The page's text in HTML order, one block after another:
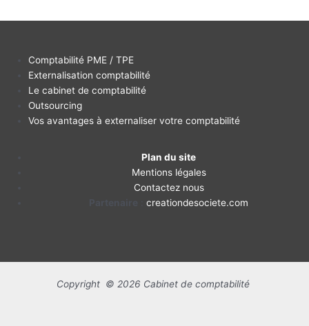
Comptabilité PME / TPE
Externalisation comptabilité
Le cabinet de comptabilité
Outsourcing
Vos avantages à externaliser votre comptabilité
Plan du site
Mentions légales
Contactez nous
:creationdesociete.com
Copyright © 2026 Cabinet de comptabilité